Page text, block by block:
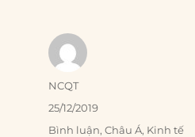
Author
NCQT
Posted
on
25/12/2019
Categories
Bình luận,Châu Á, Kinh tế